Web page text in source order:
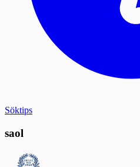
Söktips
saol